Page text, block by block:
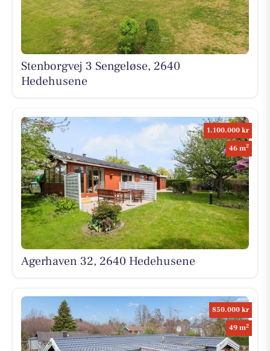
Stenborgvej 3 Sengeløse, 2640
Hedehusene
1.100.000 kr
46 m2
Agerhaven 32, 2640 Hedehusene
850.000 kr
49 m2